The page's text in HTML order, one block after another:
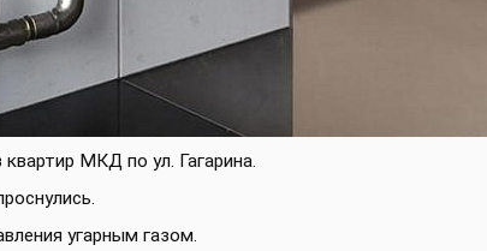
МКД по ул. Гагарина.
угарным газом.